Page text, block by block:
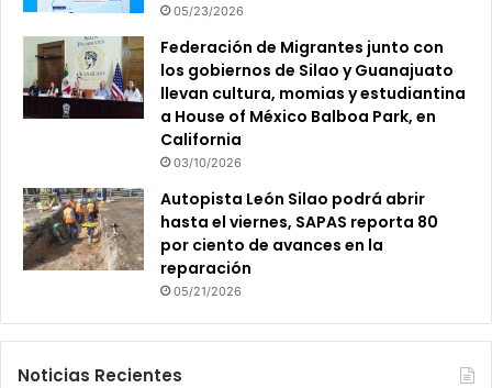
05/23/2026
Federación de Migrantes junto con
los gobiernos de Silao y Guanajuato
llevan cultura, momias y estudiantina
a House of México Balboa Park, en
California
03/10/2026
Autopista León Silao podrá abrir
hasta el viernes, SAPAS reporta 80
por ciento de avances en la
reparación
05/21/2026
Noticias Recientes